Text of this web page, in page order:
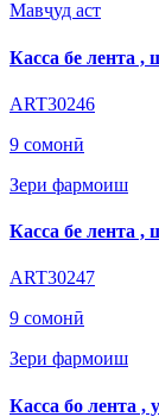
Мавҷуд аст
Касса бе лента ,
ART30246
9 сомонӣ
Зери фармоиш
Касса бе лента ,
ART30247
9 сомонӣ
Зери фармоиш
Касса бо лента ,